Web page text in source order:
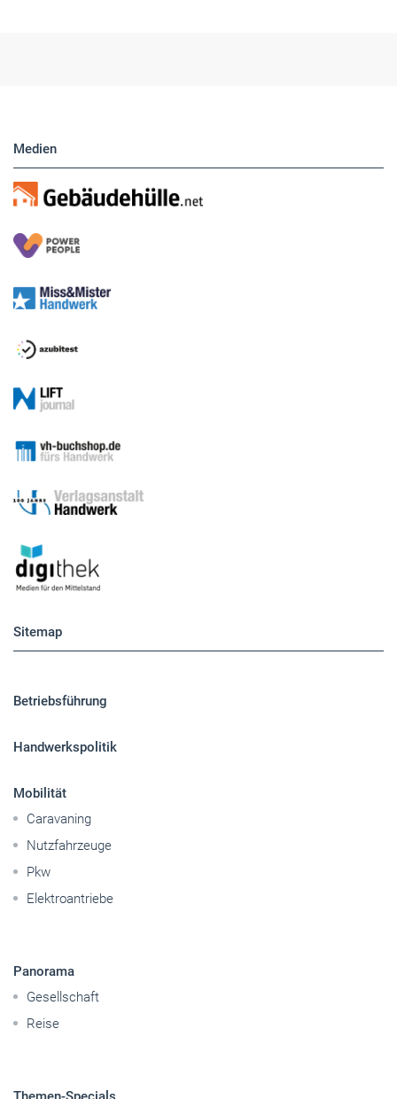
Medien
Sitemap
Betriebsführung
Handwerkspolitik
Mobilität
Caravaning
Nutzfahrzeuge
Pkw
Elektroantriebe
Panorama
Gesellschaft
Reise